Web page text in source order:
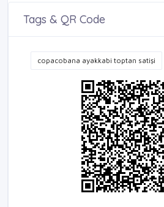
Tags & QR Code
copacobana ayakkabi toptan satişi